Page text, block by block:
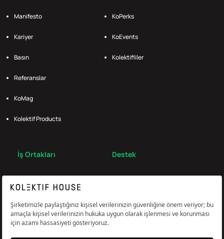
Manifesto
Kariyer
Basın
Referanslar
KoMag
Kolektif Products
KoPerks
KoEvents
Kolektifliler
İş Ortakları Destek